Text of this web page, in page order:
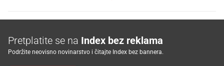
Pretplatite se na Index bez reklama
Podržite neovisno novinarstvo i čitajte Index bez bannera.